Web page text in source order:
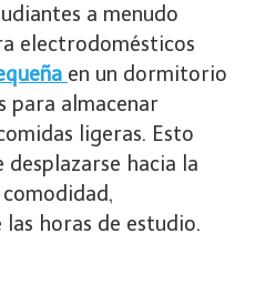
a menudo
electrodomésticos
en un dormitorio
para almacenar
ligeras. Esto
desplazarse hacia la
horas de estudio.